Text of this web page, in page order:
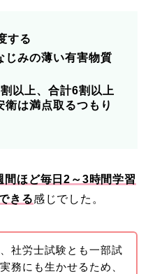
する
じみの薄い有害物質
以上、合計6割以上
は満点取るつもり
間ほど毎日2～3時間学習
きる感じでした。
社労士試験とも一部試
務にも生かせるため、